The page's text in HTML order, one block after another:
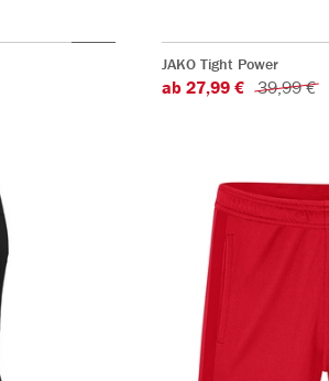
JAKO Tight Power
ab 27,99 € 39,99 €